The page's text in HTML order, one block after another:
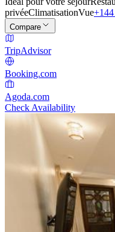
privéeClimatisationVue
Compare
TripAdvisor
Booking.com
Agoda.com
Check Availability